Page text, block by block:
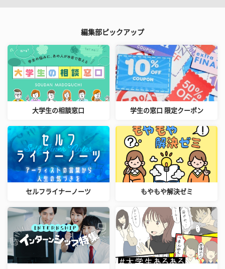
編集部ピックアップ
大学生の相談窓口 学生の窓口 限定クーポン
セルフライナーノーツ もやもや解決ゼミ